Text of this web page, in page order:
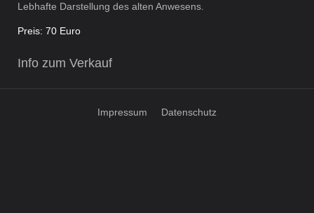
Lebhafte Darstellung des alten Anwesens.
Preis: 70 Euro
Info zum Verkauf
Impressum Datenschutz